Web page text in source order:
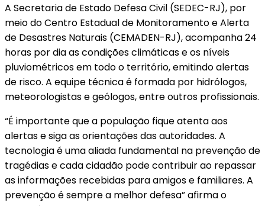
A Secretaria de Estado Defesa Civil (SEDEC-RJ), por
meio do Centro Estadual de Monitoramento e Alerta
de Desastres Naturais (CEMADEN-RJ), acompanha 24
horas por dia as condições climáticas e os níveis
pluviométricos em todo o território, emitindo alertas
de risco. A equipe técnica é formada por hidrólogos,
meteorologistas e geólogos, entre outros profissionais.
“É importante que a população fique atenta aos
alertas e siga as orientações das autoridades. A
tecnologia é uma aliada fundamental na prevenção de
tragédias e cada cidadão pode contribuir ao repassar
as informações recebidas para amigos e familiares. A
prevenção é sempre a melhor defesa” afirma o